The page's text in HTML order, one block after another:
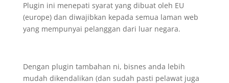
Plugin ini menepati syarat yang dibuat oleh EU
(europe) dan diwajibkan kepada semua laman web
yang mempunyai pelanggan dari luar negara.
Dengan plugin tambahan ni, bisnes anda lebih
mudah dikendalikan (dan sudah pasti pelawat juga